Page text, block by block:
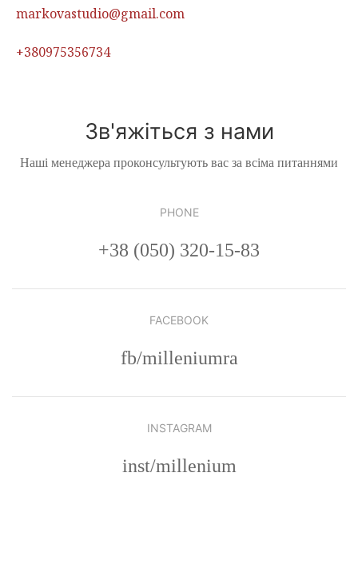
markovastudio@gmail.com
+380975356734
Зв'яжіться з нами
Наші менеджера проконсультують вас за всіма питаннями
PHONE
+38 (050) 320-15-83
FACEBOOK
fb/milleniumra
INSTAGRAM
inst/millenium